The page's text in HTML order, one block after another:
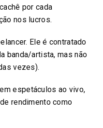
por cada
nos lucros.
Ele é contratado
banda/artista, mas não
vezes).
espetáculos ao vivo,
rendimento como